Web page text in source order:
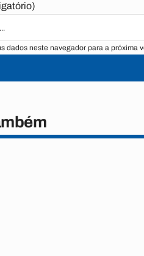
dados neste navegador para a próxima